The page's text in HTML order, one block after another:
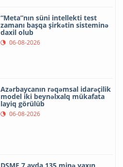
“Meta”nın süni intellekti test
zamanı başqa şirkətin sisteminə
daxil olub
06-08-2026
Azərbaycanın rəqəmsal idarəçilik
model iki beynəlxalq mükafata
layiq görülüb
06-08-2026
DSMF 7 ayda 135 minə yaxın